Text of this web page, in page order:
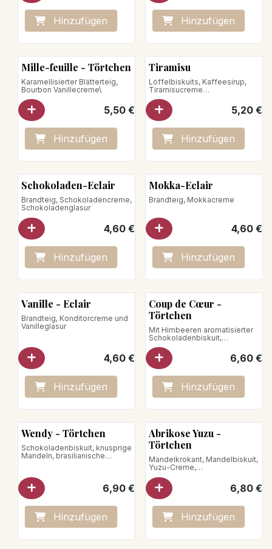
Nettogewicht: 110 g
Hinzufügen Hinzufügen
Mille-feuille - Törtchen
Karamellisierter Blätterteig,
Bourbon Vanillecreme\
5,50€
Hinzufügen
Tiramisu
Löffelbiskuits, Kaffeesirup,
Tiramisucreme
Nettogewicht: 85g
5,20€
Hinzufügen
Schokoladen-Eclair
Brandteig, Schokoladencreme,
Schokoladenglasur
4,60€
Hinzufügen
Mokka-Eclair
Brandteig, Mokkacreme
4,60€
Hinzufügen
Vanille - Eclair
Brandteig, Konditorcreme und
Vanilleglasur
4,60€
Hinzufügen
Coup de Cœur -
Törtchen
Mit Himbeeren aromatisierter
Schokoladenbiskuit,
zartschmelzende
Zartbitterschokoladenmousse
aus Venezuela, Himbeerglasur
6,60€
Hinzufügen
Wendy - Törtchen
Schokoladenbiskuit, knusprige
Mandeln, brasilianische
6,90€
Hinzufügen
Neu!
Abrikose Yuzu -
Törtchen
Mandelkrokant, Mandelbiskuit,
Yuzu-Creme,
Aprikosenkompott, Mandel-
Mousse und Schlagsahne
Nettogewicht: 120g
6,80€
Hinzufügen